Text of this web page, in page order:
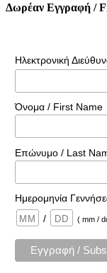
Δωρέαν Εγγραφή /
Ηλεκτρονική
Όνομα / First Name
Επώνυμο / Last
Ημερομηνία
/
( mm /